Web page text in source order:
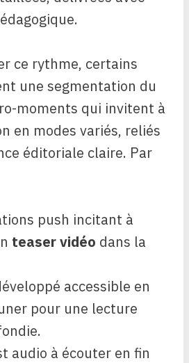
ce rythme, certains
une segmentation du
moments qui invitent à
en modes variés, reliés
éditoriale claire. Par
push incitant à
teaser vidéo dans la
accessible en
pour une lecture
audio à écouter en fin